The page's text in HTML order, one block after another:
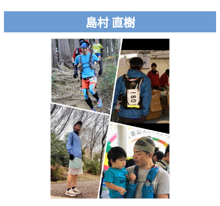
島村 直樹